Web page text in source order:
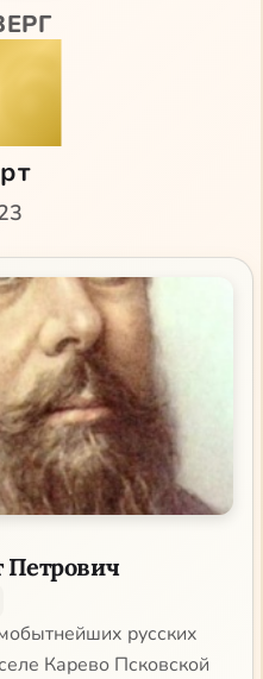
Петрович
русских
Карево Псковской